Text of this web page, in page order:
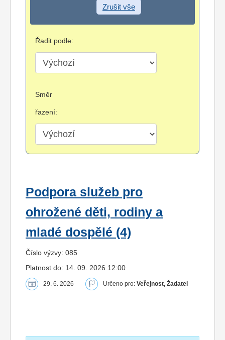
Zrušit vše
Řadit podle:
Směr
řazení:
Podpora služeb pro
ohrožené děti, rodiny a
mladé dospělé (4)
Číslo výzvy: 085
Platnost do: 14. 09. 2026 12:00
29. 6. 2026 Určeno pro: Veřejnost, Žadatel